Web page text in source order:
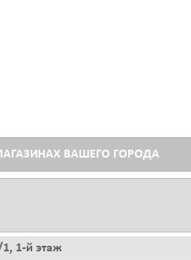
ВАШЕГО ГОРОДА
1-й этаж